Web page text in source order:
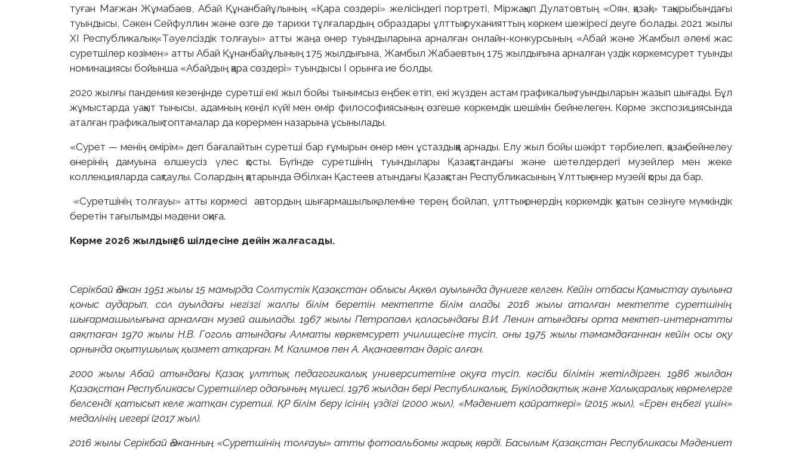
туған Мағжан Жұмабаев, Абай Құнанбайұлының «Қара сөздері» желісіндегі портреті, Міржақып Дулатовтың «Оян, қазақ!» тақырыбындағы
туындысы, Сәкен Сейфуллин және өзге де тарихи тұлғалардың образдары ұлттық руханияттың көркем шежіресі деуге болады. 2021 жылы
ХІ Республикалық «Тәуелсіздік толғауы» атты жаңа өнер туындыларына арналған онлайн-конкурсының «Абай және Жамбыл әлемі жас
суретшілер көзімен» атты Абай Құнанбайұлының 175 жылдығына, Жамбыл Жабаевтың 175 жылдығына арналған үздік көркемсурет туынды
номинациясы бойынша «Абайдың қара сөздері» туындысы І орынға ие болды.
2020 жылғы пандемия кезеңінде суретші екі жыл бойы тынымсыз еңбек етіп, екі жүзден астам графикалық туындыларын жазып шығады. Бұл
жұмыстарда уақыт тынысы, адамның көңіл күйі мен өмір философиясының өзгеше көркемдік шешімін бейнелеген. Көрме экспозициясында
аталған графикалық топтамалар да көрермен назарына ұсынылады.
«Сурет — менің өмірім» деп бағалайтын суретші бар ғұмырын өнер мен ұстаздыққа арнады. Елу жыл бойы шәкірт тәрбиелеп, қазақ бейнелеу
өнерінің дамуына өлшеусіз үлес қосты. Бүгінде суретшінің туындылары Қазақстандағы және шетелдердегі музейлер мен жеке
коллекцияларда сақтаулы. Солардың қатарында Әбілхан Қастеев атындағы Қазақстан Республикасының Ұлттық өнер музейі қоры да бар.
«Суретшінің толғауы» атты көрмесі автордың шығармашылық әлеміне терең бойлап, ұлттық өнердің көркемдік қуатын сезінуге мүмкіндік
беретін тағылымды мәдени оқиға.
Көрме 2026 жылдың 26 шілдесіне дейін жалғасады.
Серікбай Әлжан 1951 жылы 15 мамырда Солтүстік Қазақстан облысы Ақкөл ауылында дүниеге келген. Кейін отбасы Қамыстау ауылына
қоныс аударып, сол ауылдағы негізгі жалпы білім беретін мектепте білім алады. 2016 жылы аталған мектепте суретшінің
шығармашылығына арналған музей ашылады. 1967 жылы Петропавл қаласындағы В.И. Ленин атындағы орта мектеп-интернатты
аяқтаған 1970 жылы Н.В. Гоголь атындағы Алматы көркемсурет училищесіне түсіп, оны 1975 жылы тәмамдағаннан кейін осы оқу
орнында оқытушылық қызмет атқарған. М. Калимов пен А. Ақанаевтан дәріс алған.
2000 жылы Абай атындағы Қазақ ұлттық педагогикалық университетіне оқуға түсіп, кәсіби білімін жетілдірген. 1986 жылдан
Қазақстан Республикасы Суретшілер одағының мүшесі. 1976 жылдан бері Республикалық, Бүкілодақтық және Халықаралық көрмелерге
белсенді қатысып келе жатқан суретші. ҚР білім беру ісінің үздігі (2000 жыл), «Мәдениет қайраткері» (2015 жыл), «Ерен еңбегі үшін»
медалінің иегері (2017 жыл).
2016 жылы Серікбай Әлжанның «Суретшінің толғауы» атты фотоальбомы жарық көрді. Басылым Қазақстан Республикасы Мәдениет